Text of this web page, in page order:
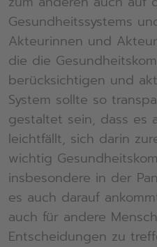
Gesundheitssystems
Akteurinnen und
die die
berücksichtigen und
System sollte so
gestaltet sein, dass es
leichtfällt, sich darin
wichtig
insbesondere in der
es auch darauf
auch für andere
Entscheidungen zu